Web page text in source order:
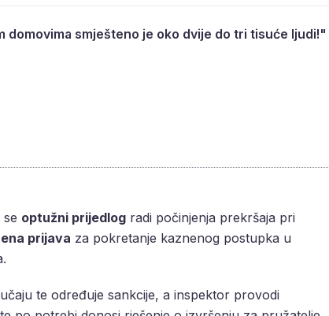
domovima smješteno je oko dvije do tri tisuće ljudi!"
optužni prijedlog radi počinjenja prekršaja pri
prijava za pokretanje kaznenog postupka u
te određuje sankcije, a inspektor provodi